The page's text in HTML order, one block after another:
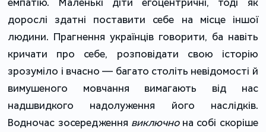
дорослі здатні поставити себе на місце іншої
людини. Прагнення українців говорити, ба навіть
кричати про себе, розповідати свою історію
зрозуміло і вчасно — багато століть невідомості й
вимушеного мовчання вимагають від нас
надшвидкого надолуження його наслідків.
Водночас зосередження виключнона собі скоріше